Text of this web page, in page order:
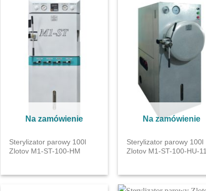
Na zamówienie
Sterylizator parowy 100l
Zlotov M1-ST-100-HM
Na zamówienie
Sterylizator parowy 100l
Zlotov M1-ST-100-HU-11